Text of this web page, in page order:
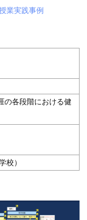
業実践事例
各段階における健
校）